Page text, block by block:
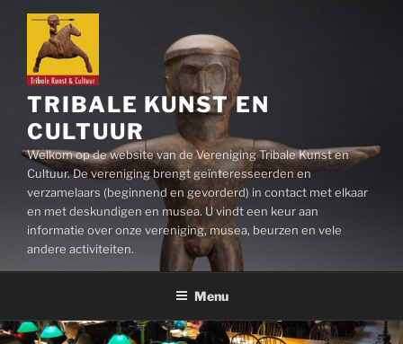
inhoud
TRIBALE KUNST EN
CULTUUR
Welkom op de website van de Vereniging Tribale Kunst en
Cultuur. De vereniging brengt geïnteresseerden en
verzamelaars (beginnend en gevorderd) in contact met elkaar
en met deskundigen en musea. U vindt een keur aan
informatie over onze vereniging, musea, beurzen en vele
andere activiteiten.
Menu